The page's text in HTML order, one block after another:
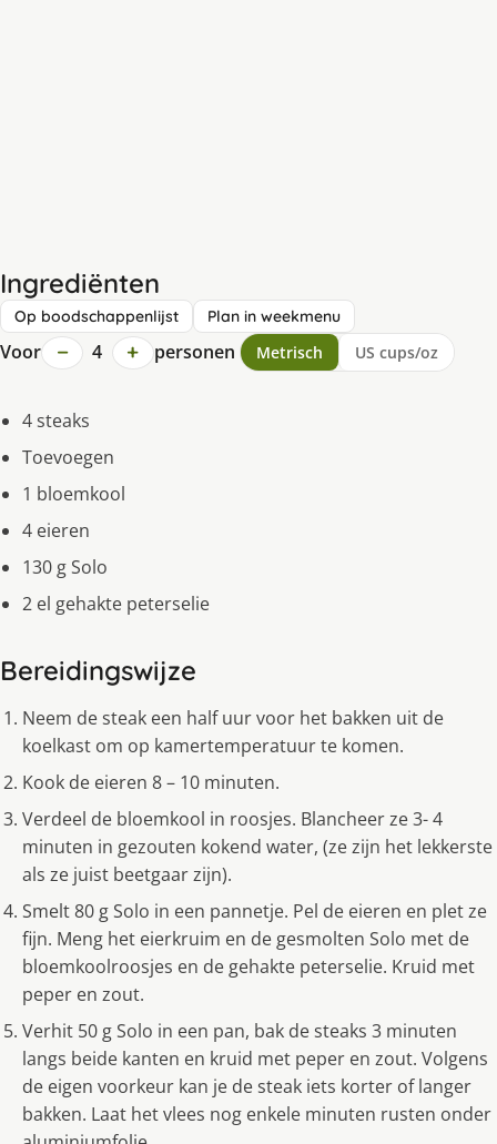
Ingrediënten
Op boodschappenlijst Plan in weekmenu
Voor − 4 + personen Metrisch US cups/oz
4 steaks
Toevoegen
1 bloemkool
4 eieren
130 g Solo
2 el gehakte peterselie
Bereidingswijze
Neem de steak een half uur voor het bakken uit de
koelkast om op kamertemperatuur te komen.
Kook de eieren 8 – 10 minuten.
Verdeel de bloemkool in roosjes. Blancheer ze 3- 4
minuten in gezouten kokend water, (ze zijn het lekkerste
als ze juist beetgaar zijn).
Smelt 80 g Solo in een pannetje. Pel de eieren en plet ze
fijn. Meng het eierkruim en de gesmolten Solo met de
bloemkoolroosjes en de gehakte peterselie. Kruid met
peper en zout.
Verhit 50 g Solo in een pan, bak de steaks 3 minuten
langs beide kanten en kruid met peper en zout. Volgens
de eigen voorkeur kan je de steak iets korter of langer
bakken. Laat het vlees nog enkele minuten rusten onder